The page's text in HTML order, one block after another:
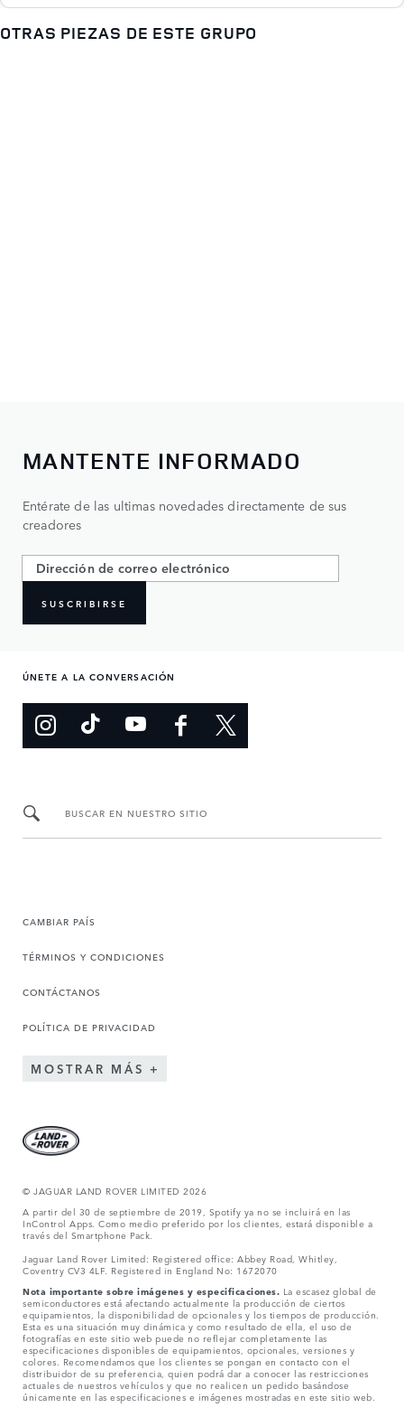
OTRAS PIEZAS DE ESTE GRUPO
MANTENTE INFORMADO
Entérate de las ultimas novedades directamente de sus
creadores
SUSCRIBIRSE
ÚNETE A LA CONVERSACIÓN
BUSCAR EN NUESTRO SITIO
CAMBIAR PAÍS
TÉRMINOS Y CONDICIONES
CONTÁCTANOS
POLÍTICA DE PRIVACIDAD
MOSTRAR MÁS
© JAGUAR LAND ROVER LIMITED 2026
A partir del 30 de septiembre de 2019, Spotify ya no se incluirá en las
InControl Apps. Como medio preferido por los clientes, estará disponible a
través del Smartphone Pack.
Jaguar Land Rover Limited: Registered office: Abbey Road, Whitley,
Coventry CV3 4LF. Registered in England No: 1672070
Nota importante sobre imágenes y especificaciones. La escasez global de
semiconductores está afectando actualmente la producción de ciertos
equipamientos, la disponibilidad de opcionales y los tiempos de producción.
Esta es una situación muy dinámica y como resultado de ella, el uso de
fotografías en este sitio web puede no reflejar completamente las
especificaciones disponibles de equipamientos, opcionales, versiones y
colores. Recomendamos que los clientes se pongan en contacto con el
distribuidor de su preferencia, quien podrá dar a conocer las restricciones
actuales de nuestros vehículos y que no realicen un pedido basándose
únicamente en las especificaciones e imágenes mostradas en este sitio web.